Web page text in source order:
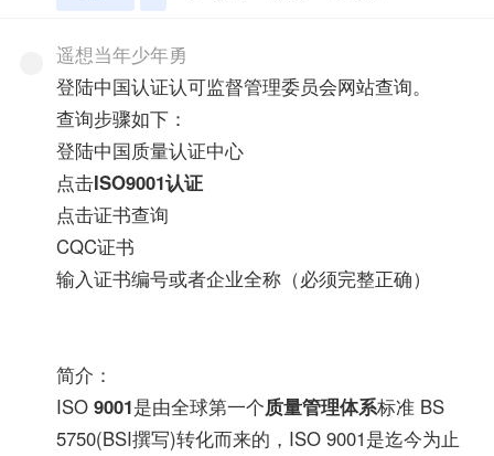
遥想当年少年勇
登陆中国认证认可监督管理委员会网站查询。
查询步骤如下：
登陆中国质量认证中心
点击ISO9001认证
点击证书查询
CQC证书
输入证书编号或者企业全称（必须完整正确）
简介：
ISO9001是由全球第一个质量管理体系标准 BS
5750(BSI撰写)转化而来的，ISO 9001是迄今为止